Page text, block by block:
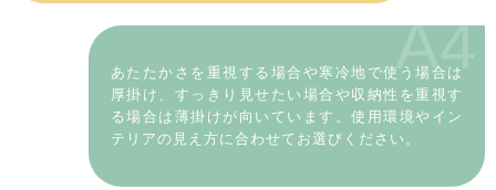
A4
あたたかさを重視する場合や寒冷地で使う場合は
厚掛け、すっきり見せたい場合や収納性を重視す
る場合は薄掛けが向いています。使用環境やイン
テリアの見え方に合わせてお選びください。